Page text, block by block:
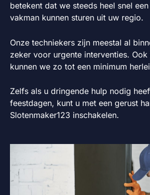
betekent dat we steeds heel snel
vakman kunnen sturen uit uw regio.
Onze techniekers zijn meestal al
zeker voor urgente interventies.
kunnen we zo tot een minimum
Zelfs als u dringende hulp nodig
feestdagen, kunt u met een gerust
Slotenmaker123 inschakelen.